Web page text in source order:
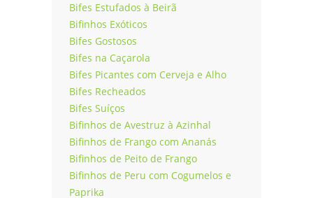
Bifes Estufados à Beirã
Bifinhos Exóticos
Bifes Gostosos
Bifes na Caçarola
Bifes Picantes com Cerveja e Alho
Bifes Recheados
Bifes Suíços
Bifinhos de Avestruz à Azinhal
Bifinhos de Frango com Ananás
Bifinhos de Peito de Frango
Bifinhos de Peru com Cogumelos e
Paprika